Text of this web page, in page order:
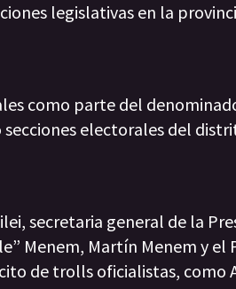
legislativas en la
como parte del
secciones electorales del
secretaria general de la
Menem, Martín Menem y el
de trolls oficialistas, como